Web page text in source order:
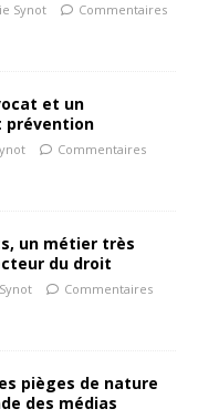
Synot
Commentaires
et un
prévention
Commentaires
un métier très
du droit
Commentaires
pièges de nature
des médias